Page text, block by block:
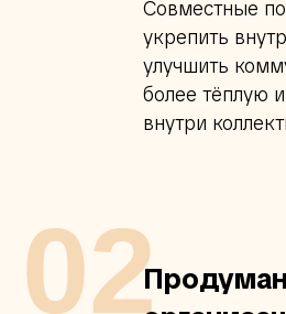
Совместные
укрепить
улучшить
более тёплую
внутри
02